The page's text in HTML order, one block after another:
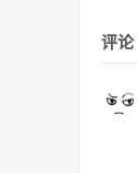
评论